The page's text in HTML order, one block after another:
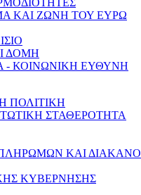
ΚΑΙ ΖΩΝΗ ΤΟΥ ΕΥΡΩ
ΔΟΜΗ
- ΚΟΙΝΩΝΙΚΗ ΕΥΘΥΝΗ
ΠΟΛΙΤΙΚΗ
ΣΤΑΘΕΡΟΤΗΤΑ
ΚΑΙ
ΚΥΒΕΡΝΗΣΗΣ